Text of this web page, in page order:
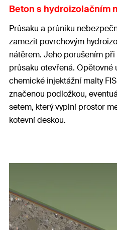
Beton s hydroizolačním
Průsaku a průniku
zamezit povrchovým
nátěrem. Jeho porušením
průsaku otevřená.
chemické injektážní malty
značenou podložkou,
setem, který vyplní prostor
kotevní deskou.